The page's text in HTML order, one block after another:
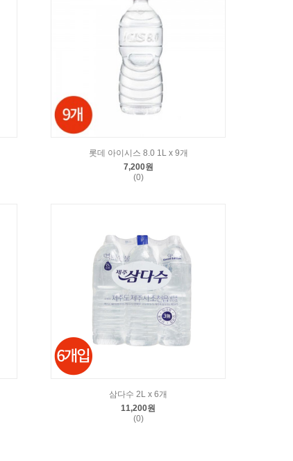
롯데 아이시스 8.0 1L x 9개
7,200원
(0)
삼다수 2L x 6개
11,200원
(0)